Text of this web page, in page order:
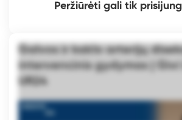
Peržiūrėti gali tik
Galvos ir kaklo arterijų
intervencinis gydymas | Givi
UR24